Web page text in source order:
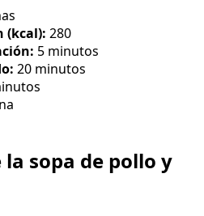
(kcal): 280
5 minutos
20 minutos
sopa de pollo y